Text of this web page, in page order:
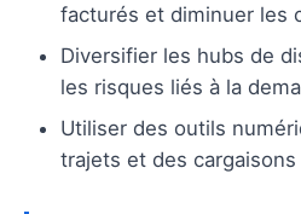
facturés et diminuer les
Diversifier les hubs de
les risques liés à la
Utiliser des outils
trajets et des